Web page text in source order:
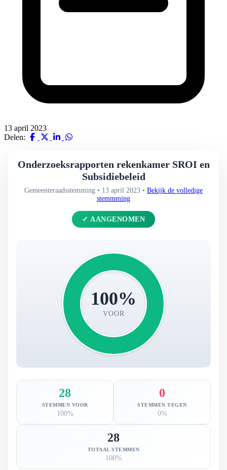
13 april 2023
Delen:
Onderzoeksrapporten rekenkamer SROI en
Subsidiebeleid
Gemeenteraadsstemming • 13 april 2023 • Bekijk de volledige
stemmming
✓ AANGENOMEN
100%
VOOR
28
STEMMEN VOOR
100%
0
STEMMEN TEGEN
0%
28
TOTAAL STEMMEN
100%